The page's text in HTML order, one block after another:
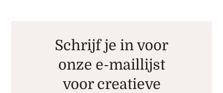
Schrijf je in voor
onze e-maillijst
voor creatieve